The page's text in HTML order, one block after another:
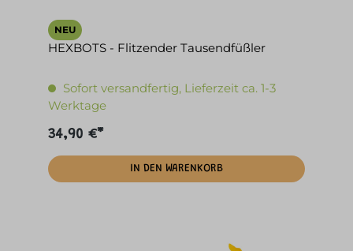
NEU
HEXBOTS - Flitzender Tausendfüßler
Sofort versandfertig, Lieferzeit ca. 1-3
Werktage
34,90 €*
IN DEN WARENKORB